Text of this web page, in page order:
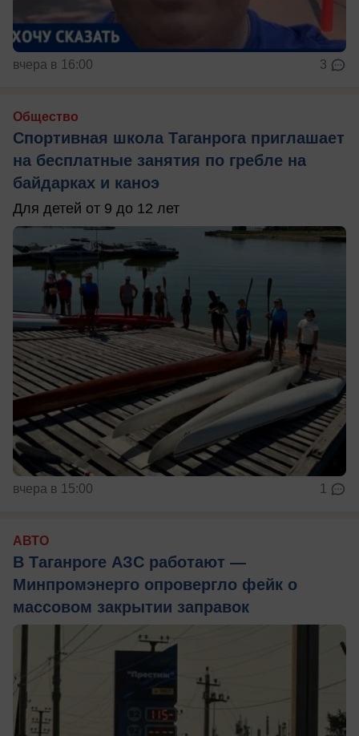
вчера в 16:00 3
Общество
Спортивная школа Таганрога приглашает
на бесплатные занятия по гребле на
байдарках и каноэ
Для детей от 9 до 12 лет
вчера в 15:00 1
АВТО
В Таганроге АЗС работают —
Минпромэнерго опровергло фейк о
массовом закрытии заправок